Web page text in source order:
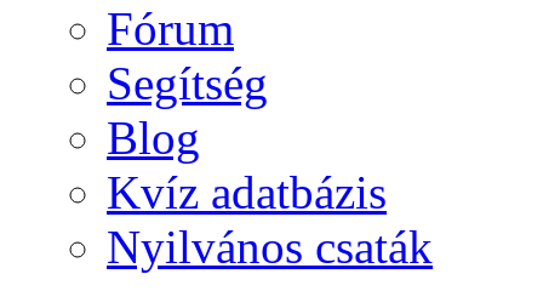
Fórum
Segítség
Blog
Kvíz adatbázis
Nyilvános csaták